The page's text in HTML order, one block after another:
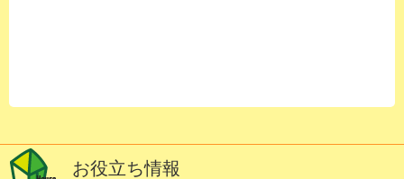
お役立ち情報